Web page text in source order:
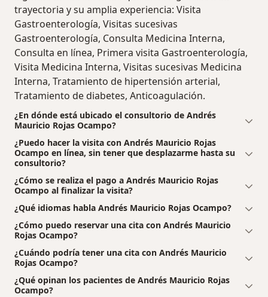
trayectoria y su amplia experiencia: Visita
Gastroenterología, Visitas sucesivas
Gastroenterología, Consulta Medicina Interna,
Consulta en línea, Primera visita Gastroenterología,
Visita Medicina Interna, Visitas sucesivas Medicina
Interna, Tratamiento de hipertensión arterial,
Tratamiento de diabetes, Anticoagulación.
¿En dónde está ubicado el consultorio de Andrés
Mauricio Rojas Ocampo?
¿Puedo hacer la visita con Andrés Mauricio Rojas
Ocampo en línea, sin tener que desplazarme hasta su
consultorio?
¿Cómo se realiza el pago a Andrés Mauricio Rojas
Ocampo al finalizar la visita?
¿Qué idiomas habla Andrés Mauricio Rojas Ocampo?
¿Cómo puedo reservar una cita con Andrés Mauricio
Rojas Ocampo?
¿Cuándo podría tener una cita con Andrés Mauricio
Rojas Ocampo?
¿Qué opinan los pacientes de Andrés Mauricio Rojas
Ocampo?